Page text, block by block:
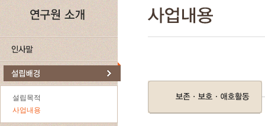
설립목적
사업내용